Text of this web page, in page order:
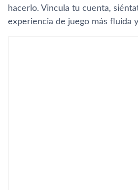
hacerlo. Vincula tu cuenta,
experiencia de juego más fluida